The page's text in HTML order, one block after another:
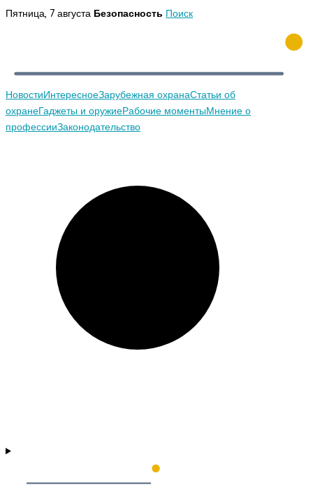
Перейти
Пятница, 7 августа Безопасность Поиск
НовостиИнтересноеЗарубежная охранаСтатьи об
охранеГаджеты и оружиеРабочие моментыМнение о
профессииЗаконодательство